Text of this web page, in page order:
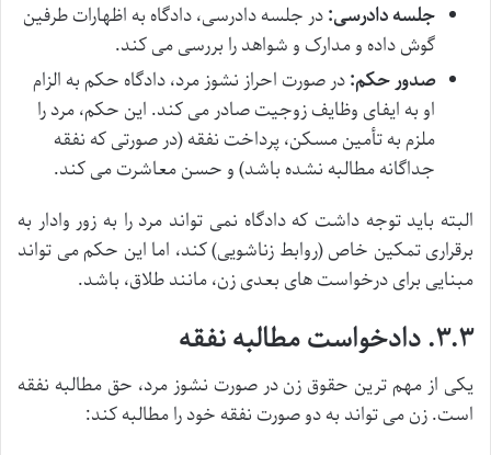
جلسه دادرسی:در جلسه دادرسی، دادگاه به اظهارات طرفین
گوش داده و مدارک و شواهد را بررسی می کند.
صدور حکم:در صورت احراز نشوز مرد، دادگاه حکم به الزام
او به ایفای وظایف زوجیت صادر می کند. این حکم، مرد را
ملزم به تأمین مسکن، پرداخت نفقه (در صورتی که نفقه
جداگانه مطالبه نشده باشد) و حسن معاشرت می کند.
البته باید توجه داشت که دادگاه نمی تواند مرد را به زور وادار به
برقراری تمکین خاص (روابط زناشویی) کند، اما این حکم می تواند
مبنایی برای درخواست های بعدی زن، مانند طلاق، باشد.
۳.۳. دادخواست مطالبه نفقه
یکی از مهم ترین حقوق زن در صورت نشوز مرد، حق مطالبه نفقه
است. زن می تواند به دو صورت نفقه خود را مطالبه کند: